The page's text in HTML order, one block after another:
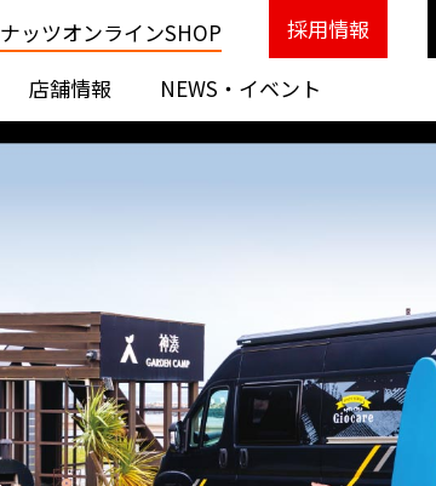
店舗情報 NEWS・イベント
ナッツオンラインSHOP 採用情報